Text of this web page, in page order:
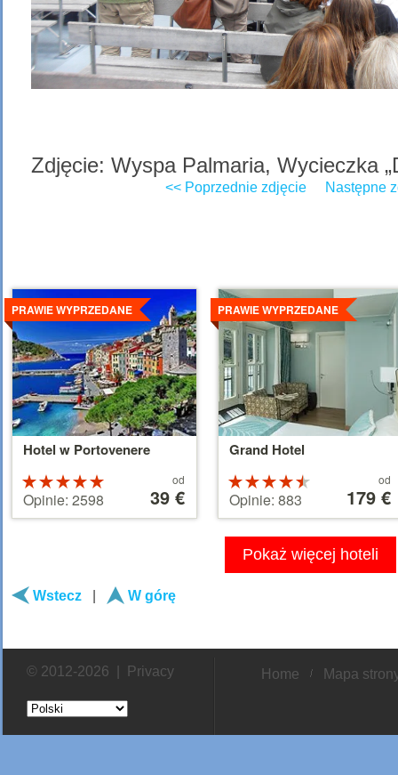
Zdjęcie: Wyspa Palmaria, Wycieczka
<< Poprzednie zdjęcie Następne
Hotel w Portovenere
PRAWIE WYPRZEDANE
5 na 5
gwiazdek
Opinie: 2598
od
39 €
Szczegoly
Grand Hotel
PRAWIE WYPRZEDANE
4.5 na 5
gwiazdek
Opinie: 883 179 €
od
179 €
Szczegoly
Pokaż więcej hoteli
Wstecz W górę
© 2012-2026 | Privacy Home Mapa